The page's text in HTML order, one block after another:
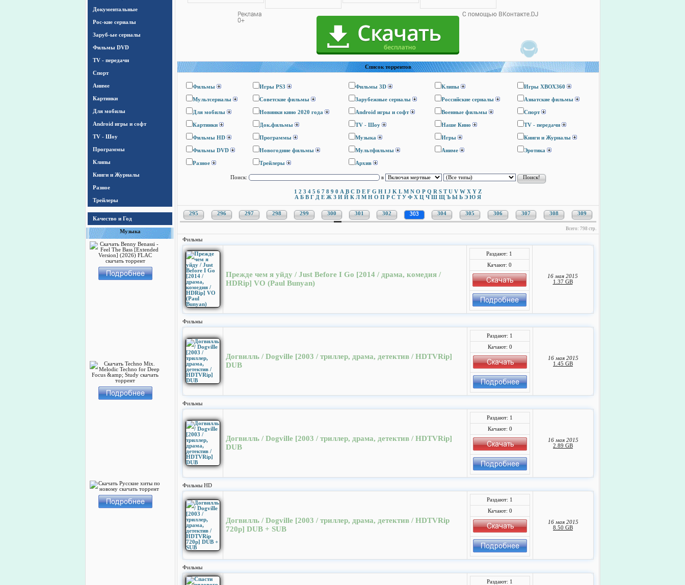
Документальные
Рос-кие сериалы
Заруб-ые сериалы
Фильмы DVD
TV - передачи
Спорт
Аниме
Картинки
Для мобилы
Android игры и софт
TV - Шоу
Программы
Клипы
Книги и Журналы
Разное
Трейлеры
Качество и Год
Музыка
Список торрентов
Фильмы Игры PS3 Фильмы 3D Клипы Игры ХВОХ360
Мультсериалы Cоветские фильмы Зарубежные сериалы Российские сериалы Азиатские фильмы
Для мобилы Новинки кино 2020 года Android игры и софт Военные фильмы Спорт
Картинки Док.фильмы TV - Шоу Наше Кино TV - передачи
Фильмы HD Программы Музыка Игры Книги и Журналы
Фильмы DVD Новогодние фильмы Мультфильмы Аниме Эротика
Разное Трейлеры Архив
Поиск: в
1 2 3 4 5 6 7 8 9 0 A B C D E F G H I J K L M N O P Q R S T U V W X Y Z
А Б В Г Д Е Ж З И Й К Л М Н О П Р С Т У Ф Х Ц Ч Ш Щ Ъ Ы Ь Э Ю Я
295 296 297 298 299 300 301 302 303 304 305 306 307 308 309
Всего: 798 стр.
Фильмы
Прежде чем я уйду / Just Before I Go [2014 / драма, комедия /
HDRip] VO (Paul Bunyan)
Раздают: 1
Качают: 0
16 мая 2015
1.37 GB
Фильмы
Догвилль / Dogville [2003 / триллер, драма, детектив / HDTVRip]
DUB
Раздают: 1
Качают: 0
16 мая 2015
1.45 GB
Фильмы
Догвилль / Dogville [2003 / триллер, драма, детектив / HDTVRip]
DUB
Раздают: 1
Качают: 0
16 мая 2015
2.89 GB
Фильмы HD
Догвилль / Dogville [2003 / триллер, драма, детектив / HDTVRip
720p] DUB + SUB
Раздают: 1
Качают: 0
16 мая 2015
8.50 GB
Фильмы
Раздают: 1